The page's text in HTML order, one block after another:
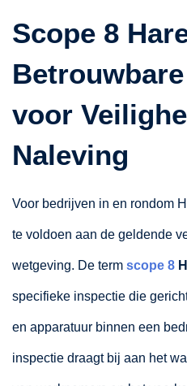
Scope 8
voor
Naleving
Voor bedrijven in en rondom
te voldoen aan de geldende
wetgeving. De term scope 8
specifieke inspectie die
en apparatuur binnen een
inspectie draagt bij aan het